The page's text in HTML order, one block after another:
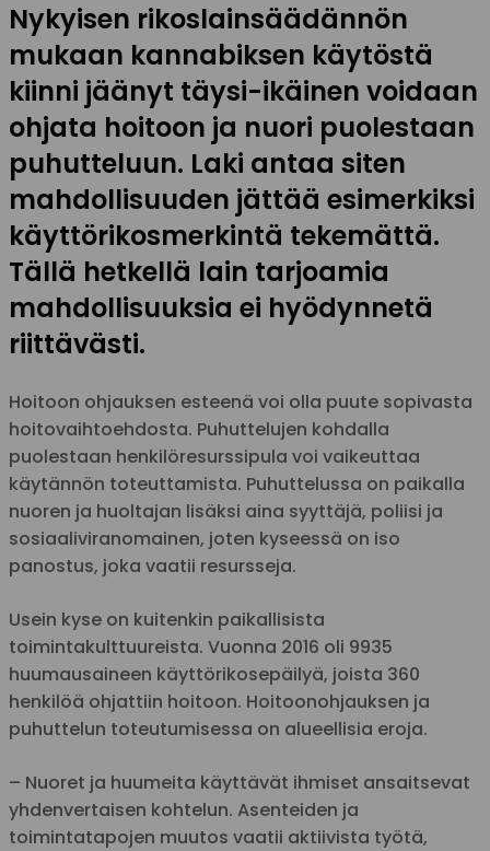
Nykyisen rikoslainsäädännön
mukaan kannabiksen käytöstä
kiinni jäänyt täysi-ikäinen voidaan
ohjata hoitoon ja nuori puolestaan
puhutteluun. Laki antaa siten
mahdollisuuden jättää esimerkiksi
käyttörikosmerkintä tekemättä.
Tällä hetkellä lain tarjoamia
mahdollisuuksia ei hyödynnetä
riittävästi.
Hoitoon ohjauksen esteenä voi olla puute sopivasta
hoitovaihtoehdosta. Puhuttelujen kohdalla
puolestaan henkilöresurssipula voi vaikeuttaa
käytännön toteuttamista. Puhuttelussa on paikalla
nuoren ja huoltajan lisäksi aina syyttäjä, poliisi ja
sosiaaliviranomainen, joten kyseessä on iso
panostus, joka vaatii resursseja.
Usein kyse on kuitenkin paikallisista
toimintakulttuureista. Vuonna 2016 oli 9935
huumausaineen käyttörikosepäilyä, joista 360
henkilöä ohjattiin hoitoon. Hoitoonohjauksen ja
puhuttelun toteutumisessa on alueellisia eroja.
– Nuoret ja huumeita käyttävät ihmiset ansaitsevat
yhdenvertaisen kohtelun. Asenteiden ja
toimintatapojen muutos vaatii aktiivista työtä,